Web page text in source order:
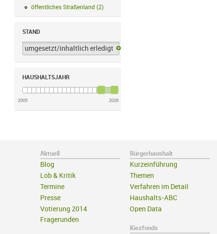
öffentliches Straßenland (2)
STAND
umgesetzt/inhaltlich erledigt
HAUSHALTSJAHR
2005 2026
Aktuell
Blog
Lob & Kritik
Termine
Presse
Votierung 2014
Fragerunden
Bürgerhaushalt
Kurzeinführung
Themen
Verfahren im Detail
Haushalts-ABC
Open Data
Kiezfonds